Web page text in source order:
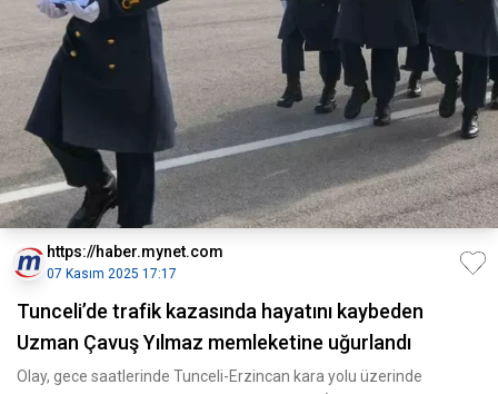
https://haber.mynet.com
07 Kasım 2025 17:17
Tunceli’de trafik kazasında hayatını kaybeden
Uzman Çavuş Yılmaz memleketine uğurlandı
Olay, gece saatlerinde Tunceli-Erzincan kara yolu üzerinde